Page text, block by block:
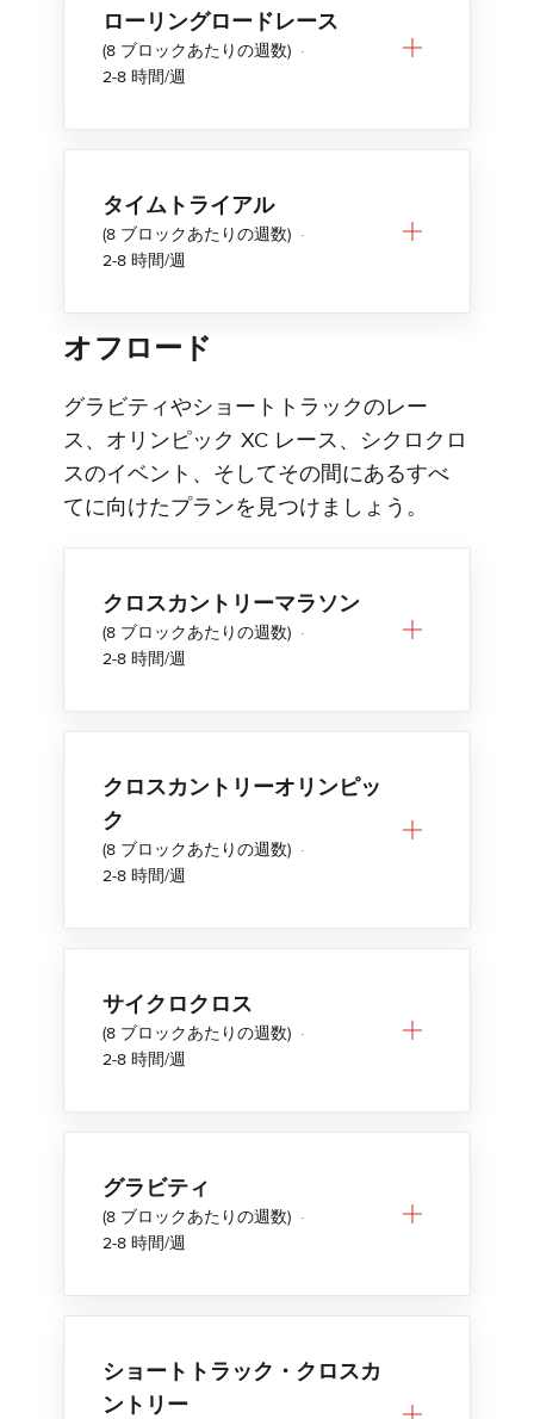
ローリングロードレース
(8 ブロックあたりの週数) ·
2-8 時間/週
タイムトライアル
(8 ブロックあたりの週数) ·
2-8 時間/週
オフロード
グラビティやショートトラックのレー
ス、オリンピック XC レース、シクロクロ
スのイベント、そしてその間にあるすべ
てに向けたプランを見つけましょう。
クロスカントリーマラソン
(8 ブロックあたりの週数) ·
2-8 時間/週
クロスカントリーオリンピッ
ク
(8 ブロックあたりの週数) ·
2-8 時間/週
サイクロクロス
(8 ブロックあたりの週数) ·
2-8 時間/週
グラビティ
(8 ブロックあたりの週数) ·
2-8 時間/週
ショートトラック・クロスカ
ントリー